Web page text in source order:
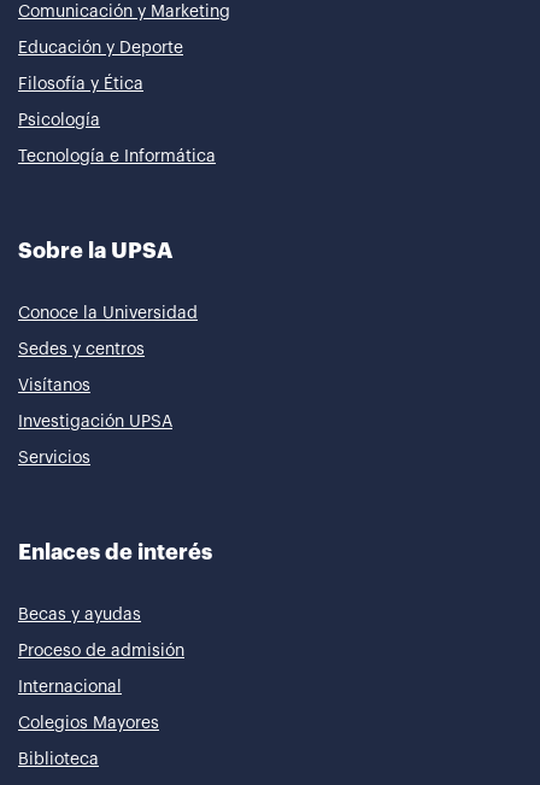
Comunicación y Marketing
Educación y Deporte
Filosofía y Ética
Psicología
Tecnología e Informática
Sobre la UPSA
Conoce la Universidad
Sedes y centros
Visítanos
Investigación UPSA
Servicios
Enlaces de interés
Becas y ayudas
Proceso de admisión
Internacional
Colegios Mayores
Biblioteca